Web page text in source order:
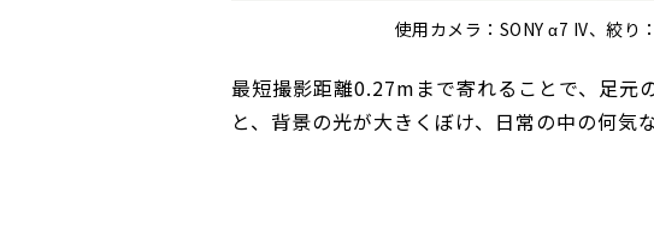
使用カメラ：SONY α7 IV、絞
最短撮影距離0.27mまで寄れることで、足元
と、背景の光が大きくぼけ、日常の中の何気